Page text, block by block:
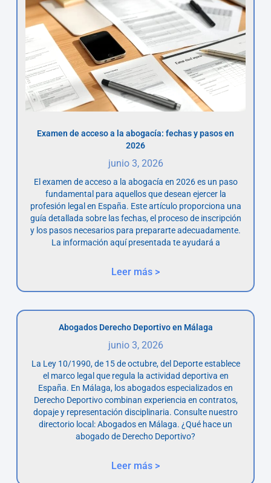
Examen de acceso a la abogacía: fechas y pasos en
2026
junio 3, 2026
El examen de acceso a la abogacía en 2026 es un paso
fundamental para aquellos que desean ejercer la
profesión legal en España. Este artículo proporciona una
guía detallada sobre las fechas, el proceso de inscripción
y los pasos necesarios para prepararte adecuadamente.
La información aquí presentada te ayudará a
Leer más >
Abogados Derecho Deportivo en Málaga
junio 3, 2026
La Ley 10/1990, de 15 de octubre, del Deporte establece
el marco legal que regula la actividad deportiva en
España. En Málaga, los abogados especializados en
Derecho Deportivo combinan experiencia en contratos,
dopaje y representación disciplinaria. Consulte nuestro
directorio local: Abogados en Málaga. ¿Qué hace un
abogado de Derecho Deportivo?
Leer más >